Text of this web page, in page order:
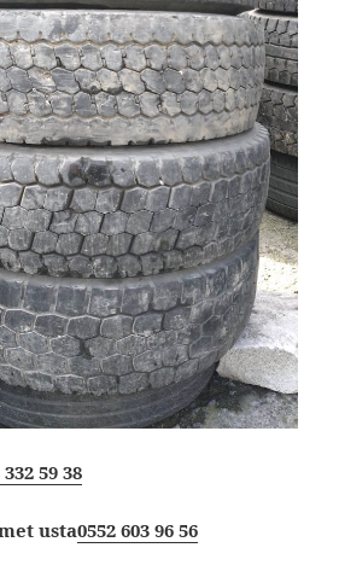
332 59 38
usta0552 603 96 56